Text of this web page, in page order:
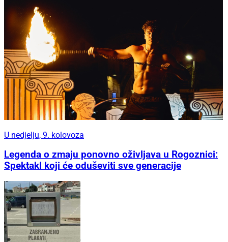
U nedjelju, 9. kolovoza
Legenda o zmaju ponovno oživljava u Rogoznici:
Spektakl koji će oduševiti sve generacije